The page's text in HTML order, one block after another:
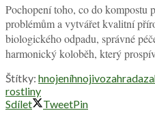
Pochopení toho, co do kompostu
problémům a vytvářet kvalitní
biologického odpadu, správné
harmonický koloběh, který
Štítky: hnojeníhnojivozahrada
rostliny
Sdílet
TweetPin